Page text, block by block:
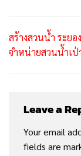
สร้างสวนน้ำ ระยอ
จำหน่ายสวนน้ำเ
Leave a
Your email
fields are